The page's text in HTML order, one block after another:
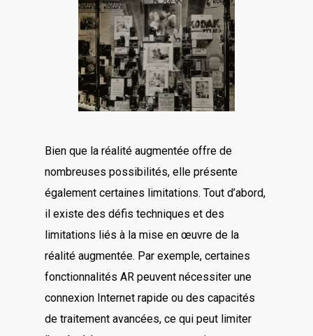
Bien que la réalité augmentée offre de
nombreuses possibilités, elle présente
également certaines limitations. Tout d’abord,
il existe des défis techniques et des
limitations liés à la mise en œuvre de la
réalité augmentée. Par exemple, certaines
fonctionnalités AR peuvent nécessiter une
connexion Internet rapide ou des capacités
de traitement avancées, ce qui peut limiter